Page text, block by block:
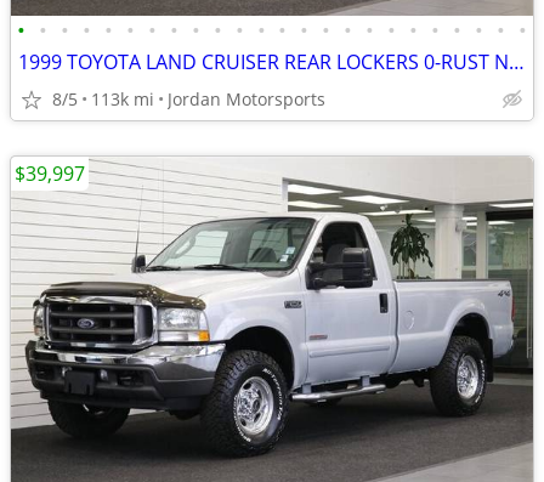
• • • • • • • • • • • • • • • • • • • • • • • •
1999 TOYOTA LAND CRUISER REAR LOCKERS 0-RUST NEW TB OME LIFT 2000 2001
8/5 113k mi Jordan Motorsports
$39,997